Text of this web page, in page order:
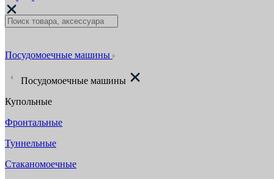
Посудомоечные машины
Посудомоечные машины
Купольные
Фронтальные
Туннельные
Стаканомоечные